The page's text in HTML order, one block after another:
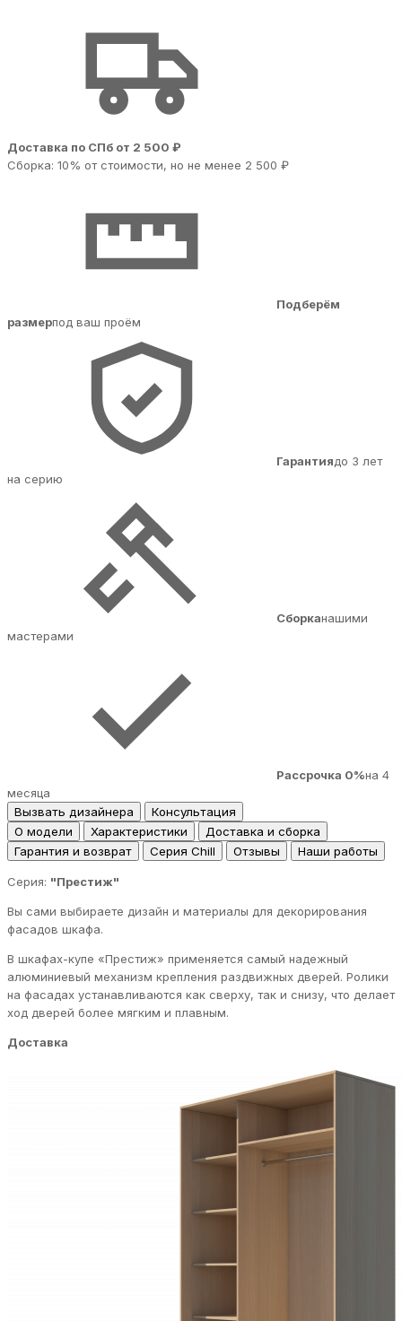
Доставка по СПб от 2 500 ₽
Сборка: 10% от стоимости, но не менее 2 500 ₽
Подберём
размерпод ваш проём
Гарантиядо 3 лет
на серию
Сборканашими
мастерами
Рассрочка 0%на 4
месяца
Вызвать дизайнера
Консультация
О модели
Характеристики
Доставка и сборка
Гарантия и возврат
Серия Chill Отзывы Наши работы
Серия: "Престиж"
Вы сами выбираете дизайн и материалы для декорирования
фасадов шкафа.
В шкафах-купе «Престиж» применяется самый надежный
алюминиевый механизм крепления раздвижных дверей. Ролики
на фасадах устанавливаются как сверху, так и снизу, что делает
ход дверей более мягким и плавным.
Доставка